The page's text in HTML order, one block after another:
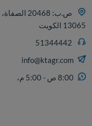
ص.ب: 20468 الصفاة،
13065 الكويت
info@ktagr.com
8:00 ص - 5:00 م،